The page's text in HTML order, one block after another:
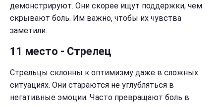
демонстрируют. Они скорее ищут поддержки, чем
скрывают боль. Им важно, чтобы их чувства
заметили.
11 место - Стрелец
Стрельцы склонны к оптимизму даже в сложных
ситуациях. Они стараются не углубляться в
негативные эмоции. Часто превращают боль в